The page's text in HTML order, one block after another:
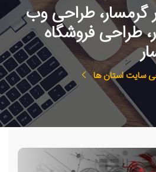
طراحی وب
طراحی فروشگاه
سایت استان ها